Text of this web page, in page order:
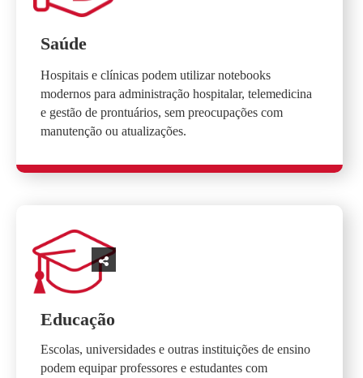
Saúde
Hospitais e clínicas podem utilizar notebooks
modernos para administração hospitalar, telemedicina
e gestão de prontuários, sem preocupações com
manutenção ou atualizações.
Educação
Escolas, universidades e outras instituições de ensino
podem equipar professores e estudantes com